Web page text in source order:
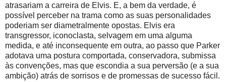
atrasariam a carreira de Elvis. E, a bem da verdade, é
possível perceber na trama como as suas personalidades
poderiam ser diametralmente opostas. Elvis era
transgressor, iconoclasta, selvagem em uma alguma
medida, e até inconsequente em outra, ao passo que Parker
adotava uma postura comportada, conservadora, submissa
às convenções, mas que escondia a sua perversão (e a sua
ambição) atrás de sorrisos e de promessas de sucesso fácil.